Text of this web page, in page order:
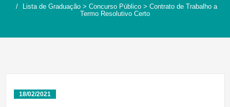
Lista de Graduação > Concurso Público > Contrato de Trabalho a
Termo Resolutivo Certo
18/02/2021